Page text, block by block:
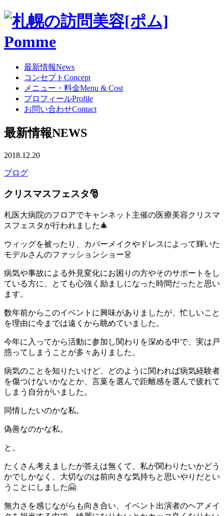
最新情報News
コンセプト Concept
メニュー・料金Menu & Cost
プロフィールProfile
お問い合わせContact
最新情報NEWS
2018.12.20
ブログ
クリスマスフェスタ🎅
札医大病院のフロアでキャンネット主催の医療美容クリスマ
スフェスタが行われました🎄
ウィッグを被ったり、カバーメイクやドレスによって輝いた
モデルさんのファッションショー👗
病気や事故による外見変化にお困りの方やそのサポートをし
ている方に、とても心強く励ましになった時間だったと思い
ます。
数年前からこのイベントに興味がありましたが、忙しいこと
を理由に今までは遠くから眺めていました。
今年に入ってから活動に参加し関わりを深める中で、実は戸
惑ってしまうことが多々ありました。
病気のことを知りたいけど、どのように関われば病気経験者
を傷つけないかなとか、言葉を選んで距離感を選んで疲れて
しまう自分がいました。
同情したいのかな私。
偽善なのかな私。
と。
たくさん考えましたが答えは無くて、私が関わりたいかどう
かでしかなく、大切なのは前向きな気持ちと思いやりだとい
うことにしました🤗
無力さを感じながらも向き合い、イベント出演者のヘアメイ